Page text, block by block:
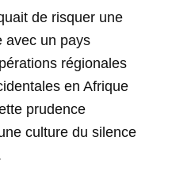
de risquer une
avec un pays
régionales
en Afrique
prudence
culture du silence